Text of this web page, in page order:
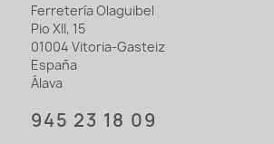
Ferretería Olaguibel
Pio XII, 15
01004 Vitoria-Gasteiz
España
Álava
945 23 18 09